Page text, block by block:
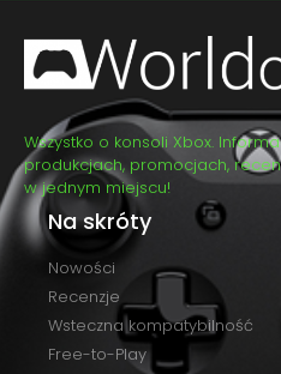
Wszystko o konsoli Xbox.
produkcjach, promocjach,
w jednym miejscu!
Na skróty
Nowości
Recenzje
Wsteczna kompatybilność
Free-to-Play